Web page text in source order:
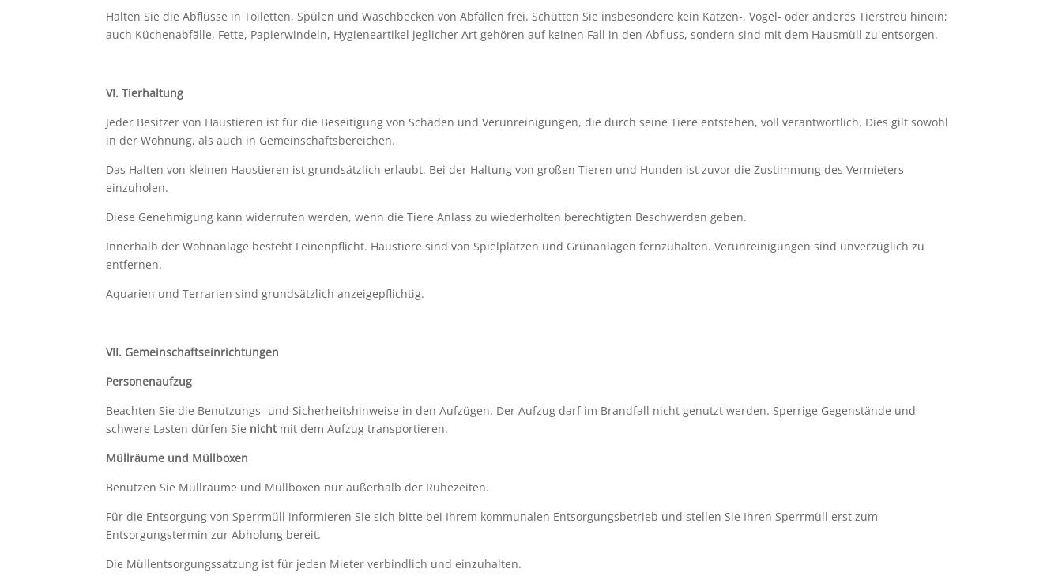
Halten Sie die Abflüsse in Toiletten, Spülen und Waschbecken von Abfällen frei. Schütten Sie insbesondere kein Katzen-, Vogel- oder anderes Tierstreu hinein;
auch Küchenabfälle, Fette, Papierwindeln, Hygieneartikel jeglicher Art gehören auf keinen Fall in den Abfluss, sondern sind mit dem Hausmüll zu entsorgen.
VI.Tierhaltung
Jeder Besitzer von Haustieren ist für die Beseitigung von Schäden und Verunreinigungen, die durch seine Tiere entstehen, voll verantwortlich. Dies gilt sowohl
in der Wohnung, als auch in Gemeinschaftsbereichen.
Das Halten von kleinen Haustieren ist grundsätzlich erlaubt. Bei der Haltung von großen Tieren und Hunden ist zuvor die Zustimmung des Vermieters
einzuholen.
Diese Genehmigung kann widerrufen werden, wenn die Tiere Anlass zu wiederholten berechtigten Beschwerden geben.
Innerhalb der Wohnanlage besteht Leinenpflicht. Haustiere sind von Spielplätzen und Grünanlagen fernzuhalten. Verunreinigungen sind unverzüglich zu
entfernen.
Aquarien und Terrarien sind grundsätzlich anzeigepflichtig.
VII. Gemeinschaftseinrichtungen
Personenaufzug
Beachten Sie die Benutzungs- und Sicherheitshinweise in den Aufzügen. Der Aufzug darf im Brandfall nicht genutzt werden. Sperrige Gegenstände und
schwere Lasten dürfen Sie nichtmit dem Aufzug transportieren.
Müllräume und Müllboxen
Benutzen Sie Müllräume und Müllboxen nur außerhalb der Ruhezeiten.
Für die Entsorgung von Sperrmüll informieren Sie sich bitte bei Ihrem kommunalen Entsorgungsbetrieb und stellen Sie Ihren Sperrmüll erst zum
Entsorgungstermin zur Abholung bereit.
Die Müllentsorgungssatzung ist für jeden Mieter verbindlich und einzuhalten.